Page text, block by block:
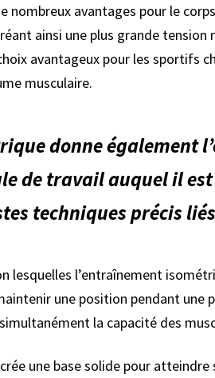
nombreux avantages pour le
ainsi une plus grande
avantageux pour les sportifs
musculaire.
donne également
de travail auquel il
techniques précis
lesquelles l’entraînement
une position pendant
la capacité des
une base solide pour